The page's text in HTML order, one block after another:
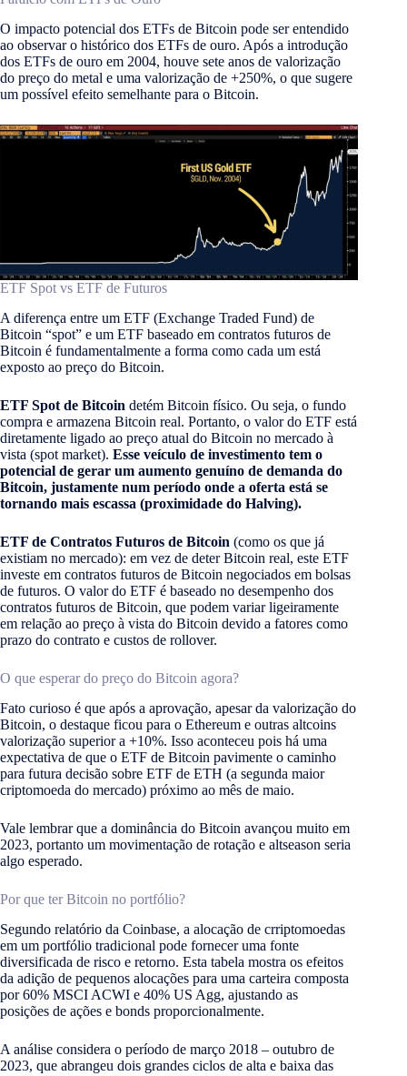
O impacto potencial dos ETFs de Bitcoin pode ser entendido
ao observar o histórico dos ETFs de ouro. Após a introdução
dos ETFs de ouro em 2004, houve sete anos de valorização
do preço do metal e uma valorização de +250%, o que sugere
um possível efeito semelhante para o Bitcoin​​.
ETF Spot vs ETF de Futuros
A diferença entre um ETF (Exchange Traded Fund) de
Bitcoin “spot” e um ETF baseado em contratos futuros de
Bitcoin é fundamentalmente a forma como cada um está
exposto ao preço do Bitcoin.
ETF Spot de Bitcoin detém Bitcoin físico. Ou seja, o fundo
compra e armazena Bitcoin real. Portanto, o valor do ETF está
diretamente ligado ao preço atual do Bitcoin no mercado à
vista (spot market). Esse veículo de investimento tem o
potencial de gerar um aumento genuíno de demanda do
Bitcoin, justamente num período onde a oferta está se
tornando mais escassa (proximidade do Halving).
ETF de Contratos Futuros de Bitcoin (como os que já
existiam no mercado): em vez de deter Bitcoin real, este ETF
investe em contratos futuros de Bitcoin negociados em bolsas
de futuros. O valor do ETF é baseado no desempenho dos
contratos futuros de Bitcoin, que podem variar ligeiramente
em relação ao preço à vista do Bitcoin devido a fatores como
prazo do contrato e custos de rollover.
O que esperar do preço do Bitcoin agora?
Fato curioso é que após a aprovação, apesar da valorização do
Bitcoin, o destaque ficou para o Ethereum e outras altcoins
valorização superior a +10%. Isso aconteceu pois há uma
expectativa de que o ETF de Bitcoin pavimente o caminho
para futura decisão sobre ETF de ETH (a segunda maior
criptomoeda do mercado) próximo ao mês de maio.
Vale lembrar que a dominância do Bitcoin avançou muito em
2023, portanto um movimentação de rotação e altseason seria
algo esperado.
Por que ter Bitcoin no portfólio?
Segundo relatório da Coinbase, a alocação de crriptomoedas
em um portfólio tradicional pode fornecer uma fonte
diversificada de risco e retorno. Esta tabela mostra os efeitos
da adição de pequenos alocações para uma carteira composta
por 60% MSCI ACWI e 40% US Agg, ajustando as
posições de ações e bonds proporcionalmente.
A análise considera o período de março 2018 – outubro de
2023, que abrangeu dois grandes ciclos de alta e baixa das